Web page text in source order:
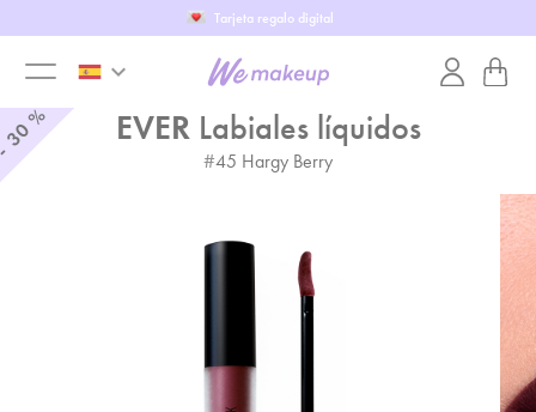
Tarjeta regalo digital
toggle
keyboard_arrow_down
% EVERLabiales líquidos
#45 Hargy Berry